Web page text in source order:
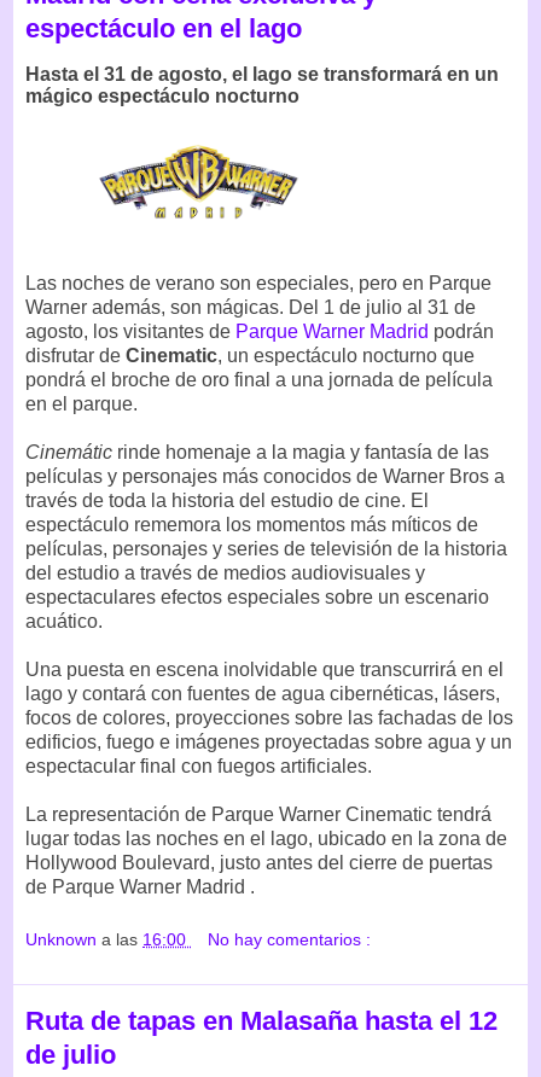
espectáculo en el lago
Hasta el 31 de agosto, el lago se transformará en un
mágico espectáculo nocturno
Las noches de verano son especiales, pero en Parque
Warner además, son mágicas. Del 1 de julio al 31 de
agosto, los visitantes de Parque Warner Madrid podrán
disfrutar de Cinematic, un espectáculo nocturno que
pondrá el broche de oro final a una jornada de película
en el parque.
Cinemátic rinde homenaje a la magia y fantasía de las
películas y personajes más conocidos de Warner Bros a
través de toda la historia del estudio de cine. El
espectáculo rememora los momentos más míticos de
películas, personajes y series de televisión de la historia
del estudio a través de medios audiovisuales y
espectaculares efectos especiales sobre un escenario
acuático.
Una puesta en escena inolvidable que transcurrirá en el
lago y contará con fuentes de agua cibernéticas, lásers,
focos de colores, proyecciones sobre las fachadas de los
edificios, fuego e imágenes proyectadas sobre agua y un
espectacular final con fuegos artificiales.
La representación de Parque Warner Cinematic tendrá
lugar todas las noches en el lago, ubicado en la zona de
Hollywood Boulevard, justo antes del cierre de puertas
de Parque Warner Madrid .
Unknown a las 16:00 No hay comentarios :
Ruta de tapas en Malasaña hasta el 12
de julio